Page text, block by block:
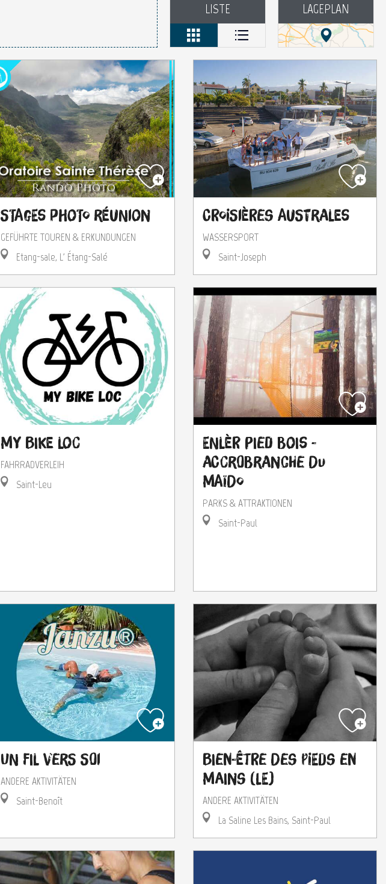
LISTE LAGEPLAN
Stages Photo Réunion
GEFÜHRTE TOUREN & ERKUNDUNGEN
Etang-sale, L' Étang-Salé
Croisières Australes
WASSERSPORT
Saint-Joseph
My Bike Loc
FAHRRADVERLEIH
Saint-Leu
Enlèr Pied Bois -
Accrobranche du
Maïdo
PARKS & ATTRAKTIONEN
Saint-Paul
Un Fil Vers Soi
ANDERE AKTIVITÄTEN
Saint-Benoît
Bien-être des Pieds en
Mains (Le)
ANDERE AKTIVITÄTEN
La Saline Les Bains, Saint-Paul